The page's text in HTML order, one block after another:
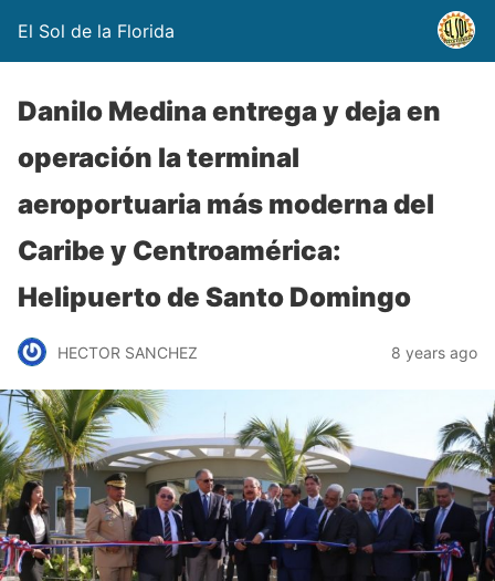
El Sol de la Florida
Danilo Medina entrega y deja en
operación la terminal
aeroportuaria más moderna del
Caribe y Centroamérica:
Helipuerto de Santo Domingo
HECTOR SANCHEZ 8 years ago